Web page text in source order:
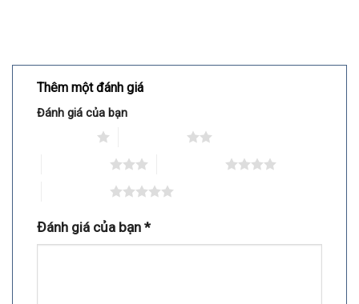
Thêm một đánh giá
Đánh giá của bạn
Đánh giá của bạn *